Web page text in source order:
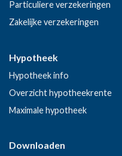
Particuliere verzekeringen
Zakelijke verzekeringen
Hypotheek
Hypotheek info
Overzicht hypotheekrente
Maximale hypotheek
Downloaden